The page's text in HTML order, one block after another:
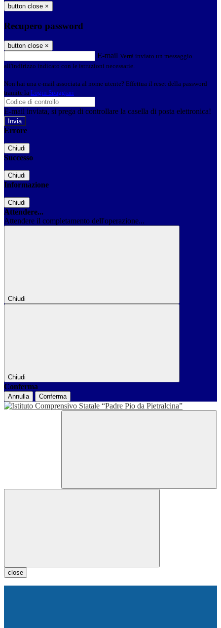
button close ×
Recupero password
button close ×
E-mail Verrà inviato un messaggio
all'indirizzo indicato con le istruzioni necessarie.
Non hai una e-mail associata al nome utente? Effettua il reset della password
tramite la Login Spaggiari
E-mail inviata, si prega di controllare la casella di posta elettronica!
Errore
Chiudi
Successo
Chiudi
Informazione
Chiudi
Attendere...
Attendere il completamento dell'operazione...
Chiudi
Chiudi
Conferma
Annulla Conferma
close